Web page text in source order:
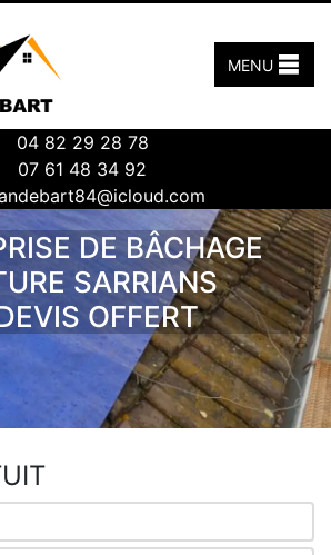
04 82 29 28 78
07 61 48 34 92
MENU
DE BÂCHAGE
SARRIANS
OFFERT